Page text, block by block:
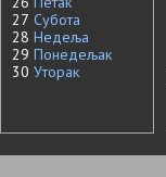
27 Субота
28 Недеља
29 Понедељак
30 Уторак